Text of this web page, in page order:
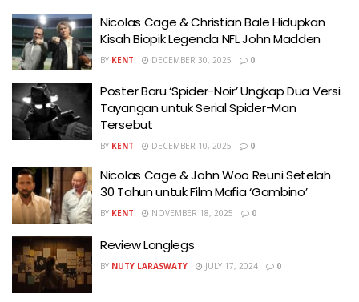
Nicolas Cage & Christian Bale Hidupkan
Kisah Biopik Legenda NFL John Madden
BY KENT DECEMBER 30, 2025 0
Poster Baru ‘Spider-Noir’ Ungkap Dua Versi
Tayangan untuk Serial Spider-Man
Tersebut
BY KENT DECEMBER 10, 2025 0
Nicolas Cage & John Woo Reuni Setelah
30 Tahun untuk Film Mafia ‘Gambino’
BY KENT NOVEMBER 18, 2025 0
Review Longlegs
BY NUTY LARASWATY JULY 17, 2024 0